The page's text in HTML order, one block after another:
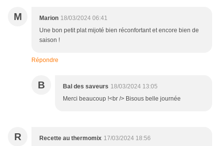
M Marion 18/03/2024 06:41
Une bon petit plat mijoté bien réconfortant et encore bien de
saison !
Répondre
B Bal des saveurs 18/03/2024 13:05
Merci beaucoup !<br /> Bisous belle journée
R Recette au thermomix 17/03/2024 18:56